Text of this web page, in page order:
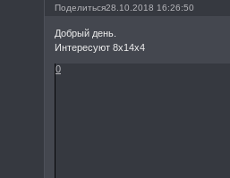
Поделиться28.10.2018 16:26:50
Добрый день.
Интересуют 8х14х4
0